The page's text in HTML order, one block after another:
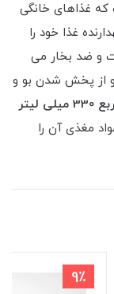
که غذاهای خانگی
غذا خود را
و ضد بخار می
و از پخش شدن بو و
ظرف فریزری مربع 330 میلی لیتر
مغذی آن را
9٪